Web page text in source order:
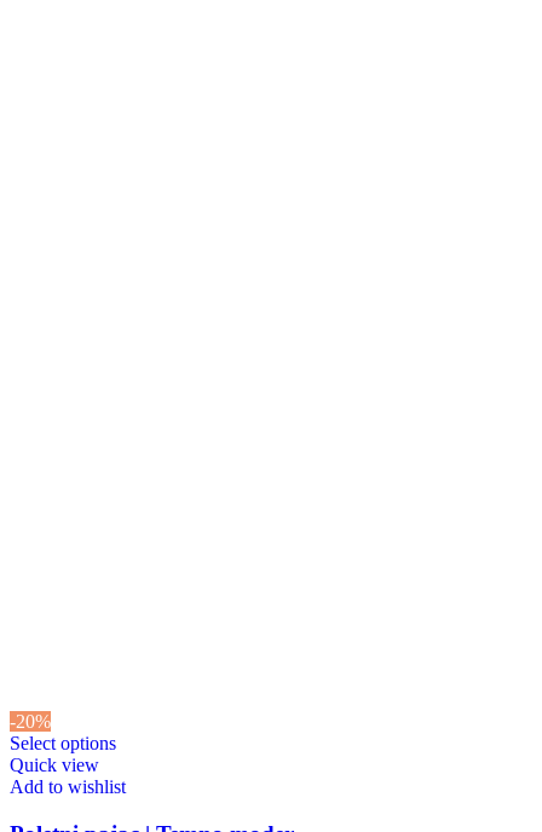
-20%
Select options
Quick view
Add to wishlist